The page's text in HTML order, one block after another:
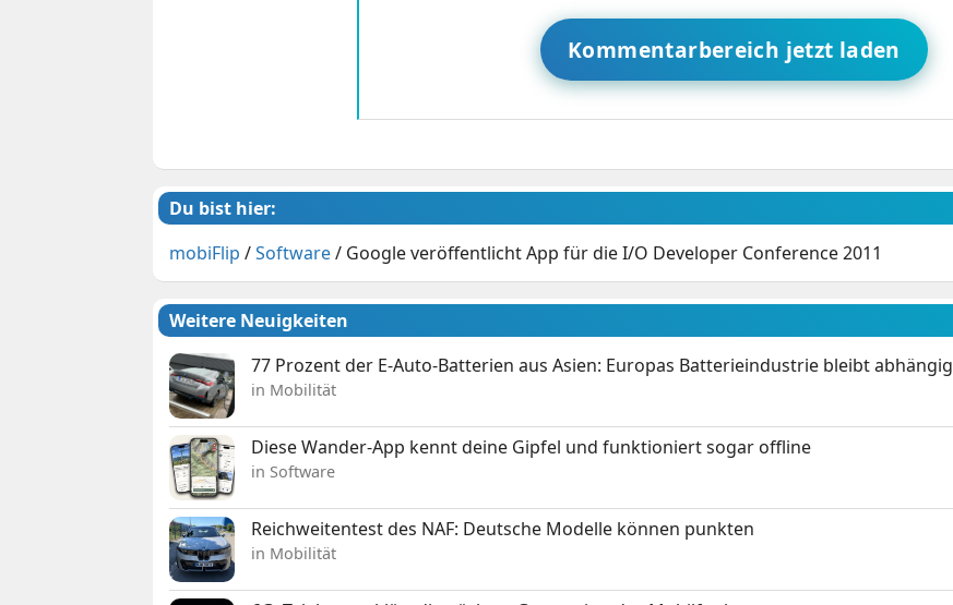
Kommentarbereich jetzt laden
Du bist hier:
mobiFlip /Software/ Google veröffentlicht App für die I/O Developer Conference 2011
Weitere Neuigkeiten
77 Prozent der E-Auto-Batterien aus Asien: Europas Batterieindustrie bleibt abhängig
in Mobilität
Diese Wander-App kennt deine Gipfel und funktioniert sogar offline
in Software
Reichweitentest des NAF: Deutsche Modelle können punkten
in Mobilität